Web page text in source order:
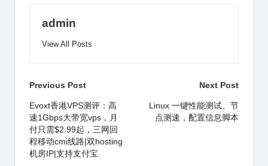
admin
View All Posts
Post
navigation
Previous Post
Evoxt香港VPS测评：高
速1Gbps大带宽vps，月
付只需$2.99起，三网回
程移动cmi线路|双hosting
机房IP|支持支付宝
Next Post
Linux 一键性能测试、节
点测速，配置信息脚本